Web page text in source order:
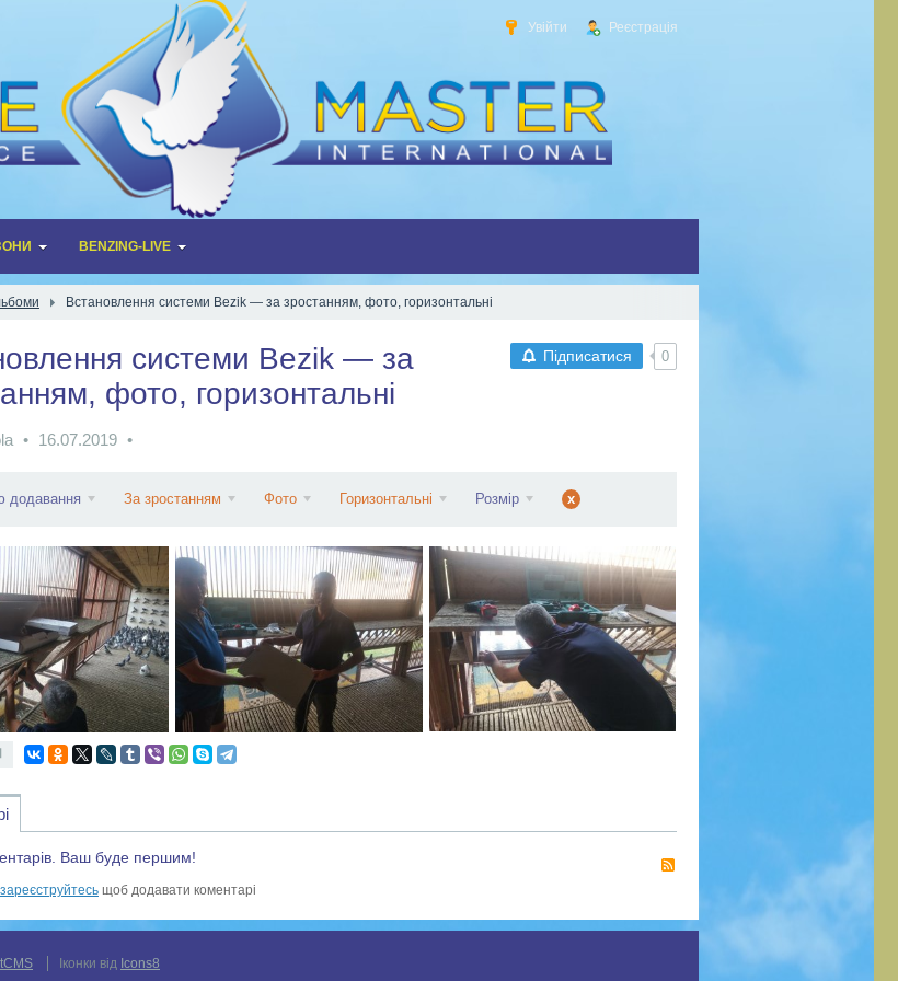
Увійти Реєстрація
BENZING-LIVE
Встановлення системи Bezik — за зростанням, фото, горизонтальні
Підписатися 0
системи Bezik — за
фото, горизонтальні
16.07.2019
додавання За зростанням Фото Горизонтальні Розмір x
Ваш буде першим!
зареєструйтесь щоб додавати коментарі
Іконки від Icons8